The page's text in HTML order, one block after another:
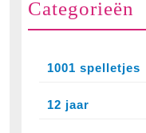
Categorieën
1001 spelletjes
12 jaar